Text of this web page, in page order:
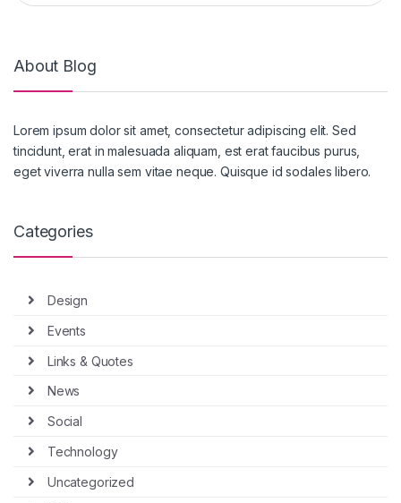
About Blog
Lorem ipsum dolor sit amet, consectetur adipiscing elit. Sed
tincidunt, erat in malesuada aliquam, est erat faucibus purus,
eget viverra nulla sem vitae neque. Quisque id sodales libero.
Categories
Design
Events
Links & Quotes
News
Social
Technology
Uncategorized